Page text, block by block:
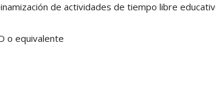
de actividades de tiempo libre
o equivalente